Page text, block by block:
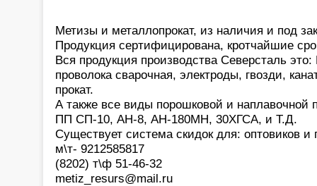
Метизы и металлопрокат, из наличия и под
Продукция сертифицирована, кротчайшие
Вся продукция производства Северсталь
проволока сварочная, электроды, гвозди,
прокат.
А также все виды порошковой и наплавочной
ПП СП-10, АН-8, АН-180МН, 30ХГСА, и Т.Д.
Существует система скидок для: оптовиков и
м\т- 9212585817
(8202) т\ф 51-46-32
metiz_resurs@mail.ru